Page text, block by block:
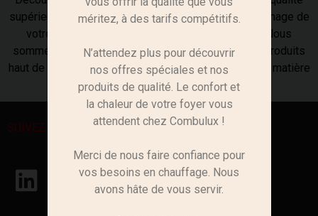
supérieure chez Combulux, conçus pour rendre l’allumage de
votre feu plus facile et plus efficace que jamais. Nous
sommes fiers de vous présenter une sélection de produits
haut de gamme pour répondre à tous vos besoins en matière
d’allumage.
SUIVEZ – NOUS :
méritez, à des tarifs compétitifs.
N’attendez plus pour découvrir
nos offres spéciales et nos
produits de qualité. Le confort et
la chaleur de votre foyer vous
attendent chez Combulux !
Merci de nous faire confiance pour
vos besoins en chauffage. Nous
avons hâte de vous servir.